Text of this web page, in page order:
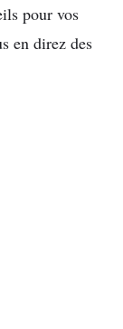
pour vos
en direz des